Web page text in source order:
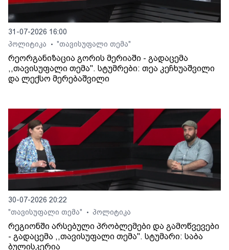
31-07-2026 16:00
პოლიტიკა
• "თავისუფალი თემა"
რეორგანიზაცია გორის მერიაში - გადაცემა
,,თავისუფალი თემა". სტუმრები: თეა კეჩხუაშვილი
და ლექსო მერებაშვილი
30-07-2026 20:22
"თავისუფალი თემა"
• პოლიტიკა
რეგიონში არსებული პრობლემები და გამოწვევები
- გადაცემა ,,თავისუფალი თემა". სტუმარი: საბა
ბულისკერია